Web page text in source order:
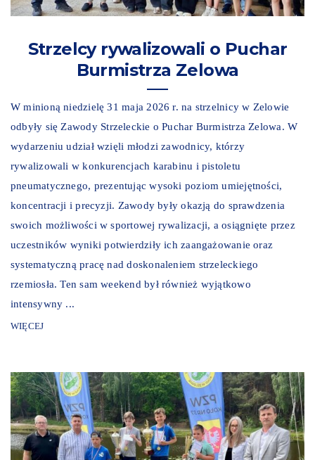
Strzelcy rywalizowali o Puchar
Burmistrza Zelowa
W minioną niedzielę 31 maja 2026 r. na strzelnicy w Zelowie
odbyły się Zawody Strzeleckie o Puchar Burmistrza Zelowa. W
wydarzeniu udział wzięli młodzi zawodnicy, którzy
rywalizowali w konkurencjach karabinu i pistoletu
pneumatycznego, prezentując wysoki poziom umiejętności,
koncentracji i precyzji. Zawody były okazją do sprawdzenia
swoich możliwości w sportowej rywalizacji, a osiągnięte przez
uczestników wyniki potwierdziły ich zaangażowanie oraz
systematyczną pracę nad doskonaleniem strzeleckiego
rzemiosła. Ten sam weekend był również wyjątkowo
intensywny ...
WIĘCEJ